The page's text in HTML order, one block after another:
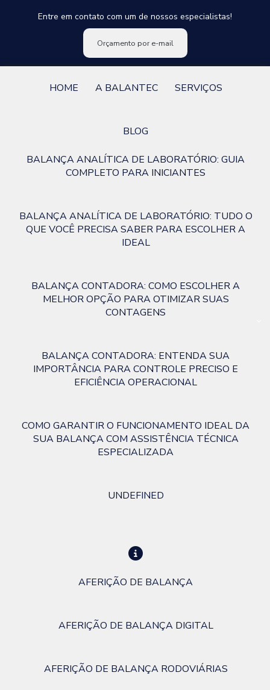
Entre em contato com um de nossos especialistas!
Orçamento por e-mail
HOME A BALANTEC SERVIÇOS
BLOG
BALANÇA ANALÍTICA DE LABORATÓRIO: GUIA
COMPLETO PARA INICIANTES
BALANÇA ANALÍTICA DE LABORATÓRIO: TUDO O
QUE VOCÊ PRECISA SABER PARA ESCOLHER A
IDEAL
BALANÇA CONTADORA: COMO ESCOLHER A
MELHOR OPÇÃO PARA OTIMIZAR SUAS
CONTAGENS
BALANÇA CONTADORA: ENTENDA SUA
IMPORTÂNCIA PARA CONTROLE PRECISO E
EFICIÊNCIA OPERACIONAL
COMO GARANTIR O FUNCIONAMENTO IDEAL DA
SUA BALANÇA COM ASSISTÊNCIA TÉCNICA
ESPECIALIZADA
UNDEFINED
AFERIÇÃO DE BALANÇA
AFERIÇÃO DE BALANÇA DIGITAL
AFERIÇÃO DE BALANÇA RODOVIÁRIAS